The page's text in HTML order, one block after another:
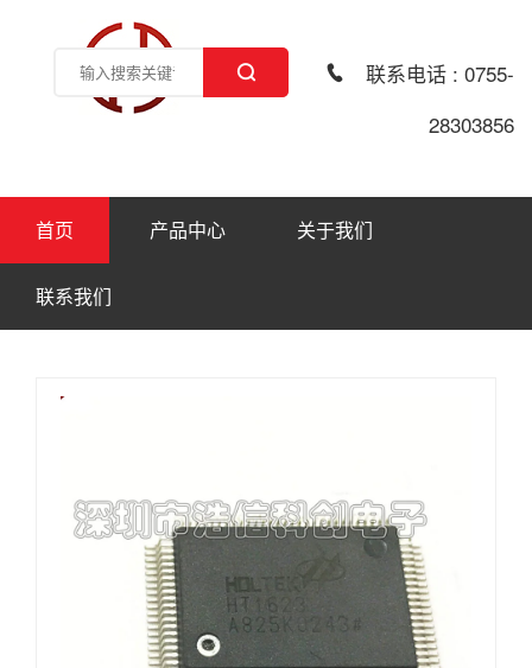
联系电话 : 0755-
28303856
首页 产品中心 关于我们
联系我们